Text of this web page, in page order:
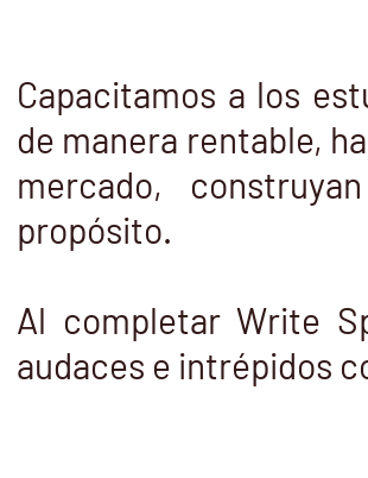
Capacitamos a los
de manera rentable,
mercado,
propósito.
Al completar Write
audaces e intrépidos